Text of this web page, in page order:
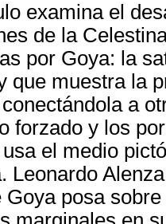
examina el
de la
por Goya: la
que muestra la
a
forzado y los
el medio
Leonardo
Goya posa